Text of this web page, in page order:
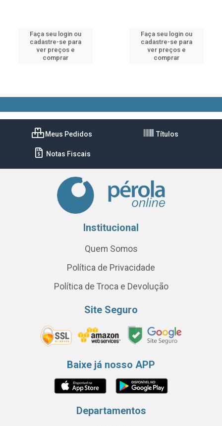
Faça seu login ou
cadastre-se para
ver preços e
comprar
Faça seu login ou
cadastre-se para
ver preços e
comprar
Meus Pedidos Títulos
Notas Fiscais
Institucional
Quem Somos
Política de Privacidade
Política de Troca e Devolução
Site Seguro
Baixe já nosso APP
Departamentos